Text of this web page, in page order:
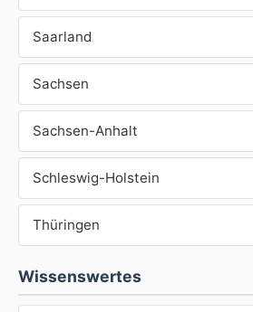
Saarland
Sachsen
Sachsen-Anhalt
Schleswig-Holstein
Thüringen
Wissenswertes